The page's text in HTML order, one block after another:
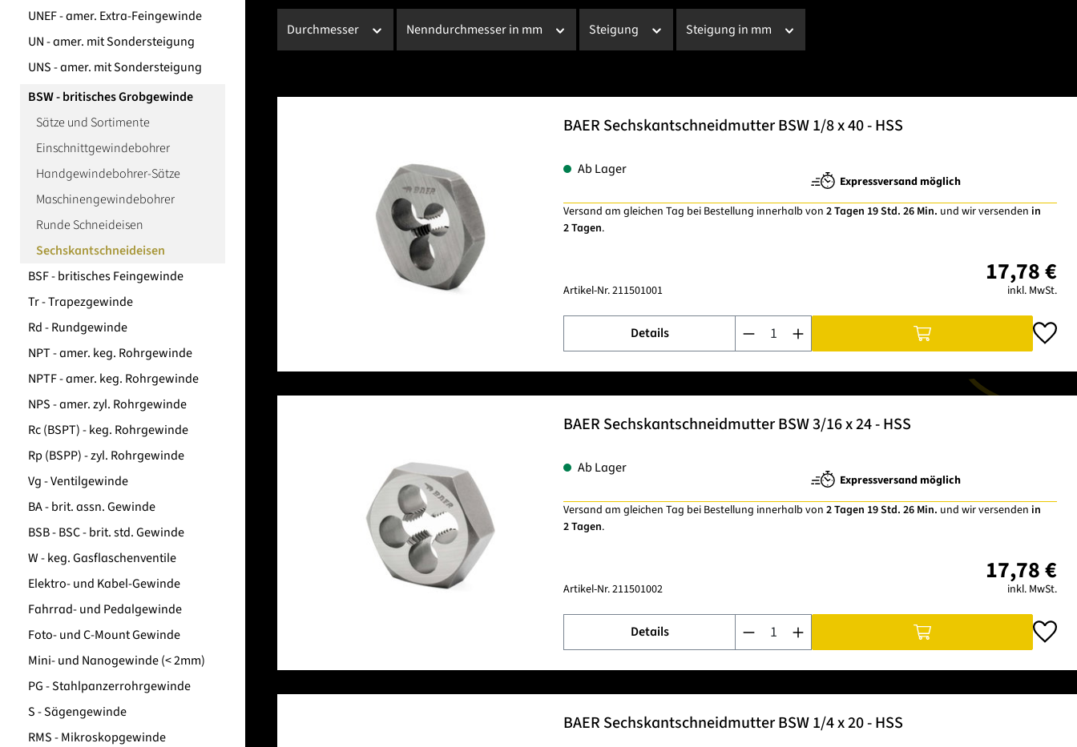
UNEF - amer. Extra-Feingewinde
UN - amer. mit Sondersteigung
UNS - amer. mit Sondersteigung
BSW - britisches Grobgewinde
Sätze und Sortimente
Einschnittgewindebohrer
Handgewindebohrer-Sätze
Maschinengewindebohrer
Runde Schneideisen
Sechskantschneideisen
BSF - britisches Feingewinde
Tr - Trapezgewinde
Rd - Rundgewinde
NPT - amer. keg. Rohrgewinde
NPTF - amer. keg. Rohrgewinde
NPS - amer. zyl. Rohrgewinde
Rc (BSPT) - keg. Rohrgewinde
Rp (BSPP) - zyl. Rohrgewinde
Vg - Ventilgewinde
BA - brit. assn. Gewinde
BSB - BSC - brit. std. Gewinde
W - keg. Gasflaschenventile
Elektro- und Kabel-Gewinde
Fahrrad- und Pedalgewinde
Foto- und C-Mount Gewinde
Mini- und Nanogewinde (< 2mm)
PG - Stahlpanzerrohrgewinde
S - Sägengewinde
RMS - Mikroskopgewinde
Durchmesser Nenndurchmesser in mm Steigung Steigung in mm
BAER Sechskantschneidmutter BSW 1/8 x 40 - HSS
Ab Lager
Expressversand möglich
Versand am gleichen Tag bei Bestellung innerhalb von 2 Tagen 19 Std. 26 Min. und wir versenden in
2 Tagen.
Artikel-Nr.211501001
17,78 €
inkl. MwSt.
Details
Produkt Anzahl: Gib den gewünschten Wert ein oder
BAER Sechskantschneidmutter BSW 3/16 x 24 - HSS
Ab Lager
Expressversand möglich
Versand am gleichen Tag bei Bestellung innerhalb von 2 Tagen 19 Std. 26 Min. und wir versenden in
2 Tagen.
Artikel-Nr.211501002
17,78 €
inkl. MwSt.
Details
Produkt Anzahl: Gib den gewünschten Wert ein oder
BAER Sechskantschneidmutter BSW 1/4 x 20 - HSS